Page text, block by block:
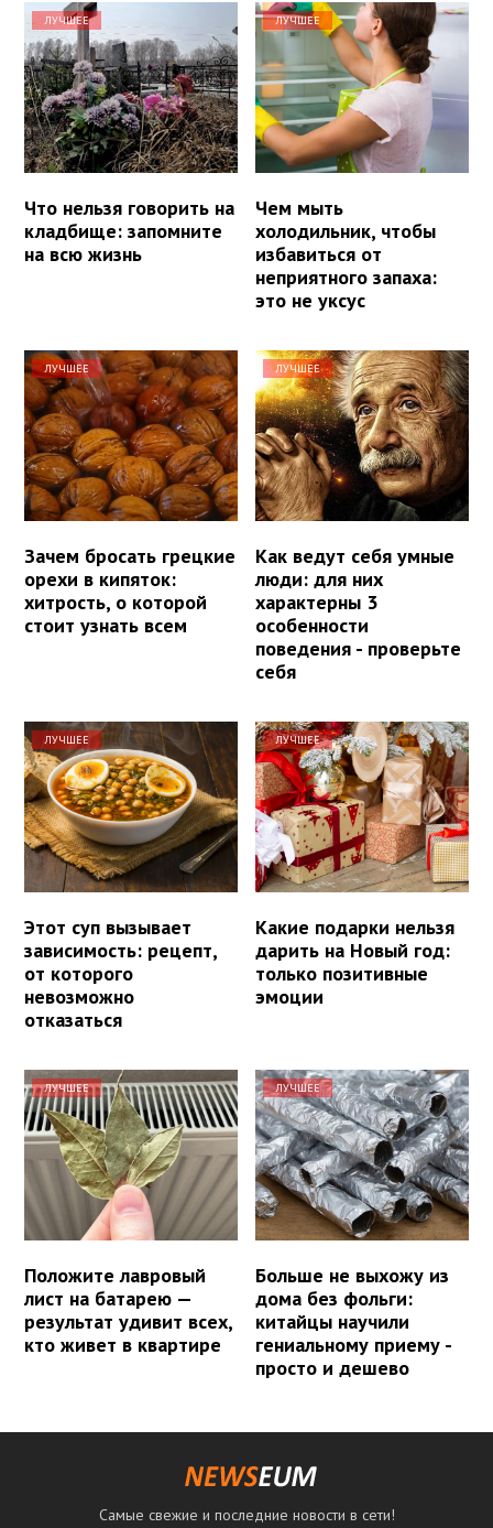
ЛУЧШЕЕ
Что нельзя говорить на
кладбище: запомните
на всю жизнь
ЛУЧШЕЕ
Чем мыть
холодильник, чтобы
избавиться от
неприятного запаха:
это не уксус
ЛУЧШЕЕ
Зачем бросать грецкие
орехи в кипяток:
хитрость, о которой
стоит узнать всем
ЛУЧШЕЕ
Как ведут себя умные
люди: для них
характерны 3
особенности
поведения - проверьте
себя
ЛУЧШЕЕ
Этот суп вызывает
зависимость: рецепт,
от которого
невозможно
отказаться
ЛУЧШЕЕ
Какие подарки нельзя
дарить на Новый год:
только позитивные
эмоции
ЛУЧШЕЕ
Положите лавровый
лист на батарею —
результат удивит всех,
кто живет в квартире
ЛУЧШЕЕ
Больше не выхожу из
дома без фольги:
китайцы научили
гениальному приему -
просто и дешево
Самые свежие и последние новости в сети!